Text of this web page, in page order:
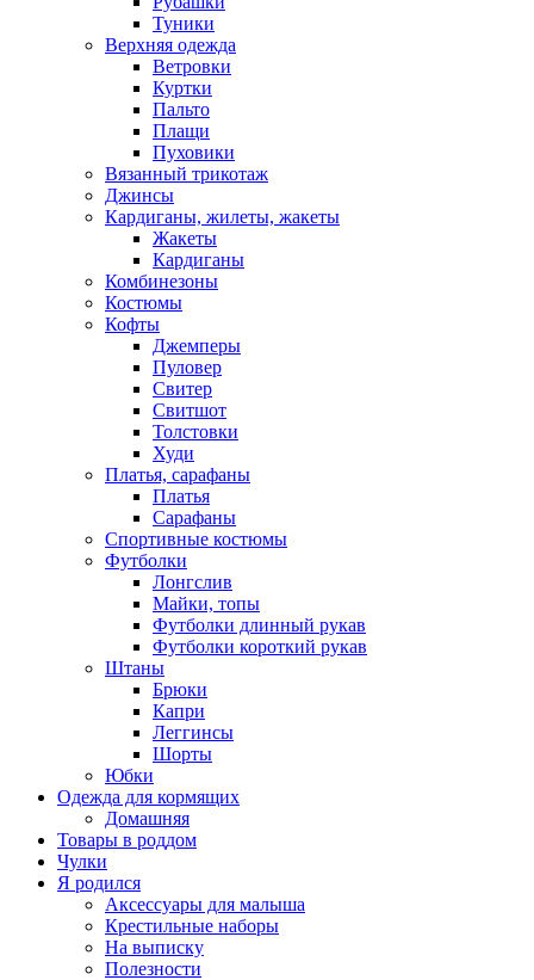
Туники
Верхняя одежда
Ветровки
Куртки
Пальто
Плащи
Пуховики
Вязанный трикотаж
Джинсы
Кардиганы, жилеты, жакеты
Жакеты
Кардиганы
Комбинезоны
Костюмы
Кофты
Джемперы
Пуловер
Свитер
Свитшот
Толстовки
Худи
Платья, сарафаны
Платья
Сарафаны
Спортивные костюмы
Футболки
Лонгслив
Майки, топы
Футболки длинный рукав
Футболки короткий рукав
Штаны
Брюки
Капри
Леггинсы
Шорты
Юбки
Одежда для кормящих
Домашняя
Товары в роддом
Чулки
Я родился
Аксессуары для малыша
Крестильные наборы
На выписку
Полезности